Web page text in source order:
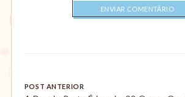
Post
POST ANTERIOR